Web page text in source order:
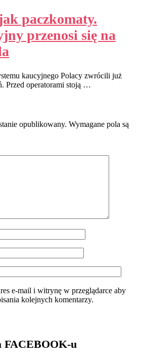
paczkomaty.
przenosi się na
kaucyjnego Polacy zwrócili już
Przed operatorami stoją …
opublikowany. Wymagane pola są
e-mail i witrynę w przeglądarce aby
kolejnych komentarzy.
FACEBOOK-u